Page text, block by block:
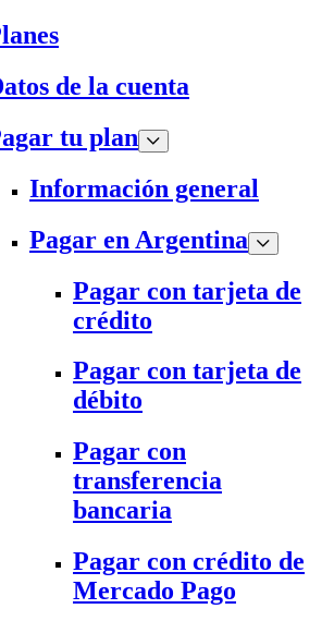
de la cuenta
tu plan
Información general
Pagar en Argentina
Pagar con tarjeta de
crédito
Pagar con tarjeta de
débito
Pagar con
transferencia
bancaria
Pagar con crédito de
Mercado Pago